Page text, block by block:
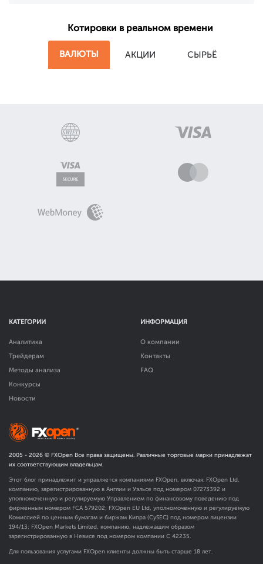
Котировки в реальном времени
ВАЛЮТЫ АКЦИИ СЫРЬЁ
КАТЕГОРИИ
Аналитика
Трейдерам
Методы анализа
Конкурсы
Новости
ИНФОРМАЦИЯ
О компании
Контакты
FAQ
2005 - 2026 © FXOpen Все права защищены. Различные торговые марки принадлежат
их соответствующим владельцам.
Этот блог принадлежит и управляется компаниями FXOpen, включая: FXOpen Ltd,
компанию, зарегистрированную в Англии и Уэльсе под номером 07273392 и
уполномоченную и регулируемую Управлением по финансовому поведению под
фирменным номером FCA 579202; FXOpen EU Ltd, уполномоченную и регулируемую
Комиссией по ценным бумагам и биржам Кипра (CySEC) под номером лицензии
194/13; FXOpen Markets Limited, компанию, надлежащим образом
зарегистрированную в Невисе под номером компании C 42235.
Для пользования услугами FXOpen клиенты должны быть старше 18 лет.